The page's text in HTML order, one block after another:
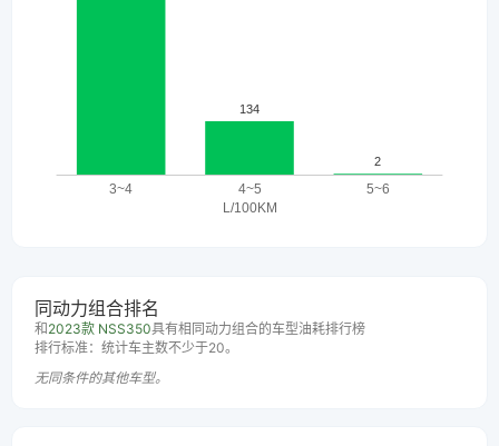
同动力组合排名
和 2023款 NSS350具有相同动力组合的车型油耗排行榜
排行标准：统计车主数不少于20。
无同条件的其他车型。